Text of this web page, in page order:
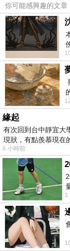
這段法語
益智旭大
要》，這
教菩薩修
這段法語
「見道證
段，以下
修行的次
🔘攝心為
散亂的凡
佛的攝心
首要基礎
你可能感興趣的文章
緣起
有次回到台中靜宜大
現狀，有點羨慕現在
6 小時前
3